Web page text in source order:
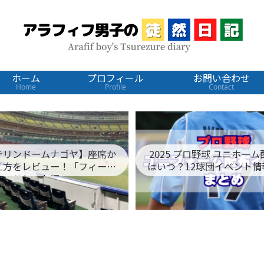
ホーム
Home
プロフィール
Profile
お問い合わせ
Contact
ンドームナゴヤ】座席か
をレビュー！「フィール
ドシート編」
2025 プロ野球 ユニホーム
はいつ？12球団イベント